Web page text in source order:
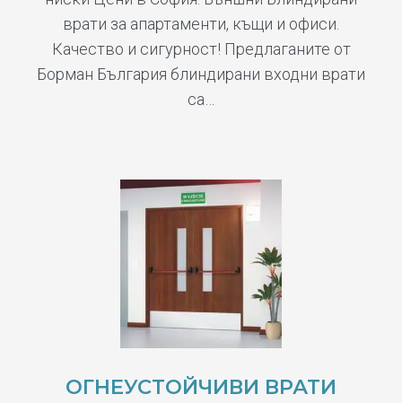
врати за апартаменти, къщи и офиси.
Качество и сигурност! Предлаганите от
Борман България блиндирани входни врати
са…
ОГНЕУСТОЙЧИВИ ВРАТИ